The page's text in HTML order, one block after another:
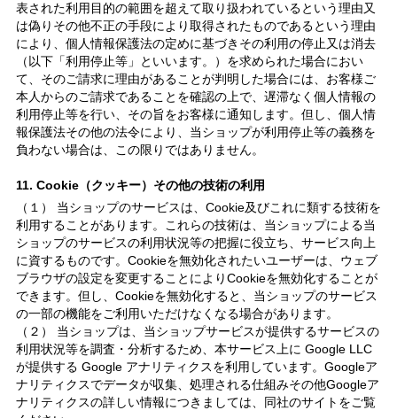
表された利用目的の範囲を超えて取り扱われているという理由又
は偽りその他不正の手段により取得されたものであるという理由
により、個人情報保護法の定めに基づきその利用の停止又は消去
（以下「利用停止等」といいます。）を求められた場合におい
て、そのご請求に理由があることが判明した場合には、お客様ご
本人からのご請求であることを確認の上で、遅滞なく個人情報の
利用停止等を行い、その旨をお客様に通知します。但し、個人情
報保護法その他の法令により、当ショップが利用停止等の義務を
負わない場合は、この限りではありません。
11. Cookie（クッキー）その他の技術の利用
（１） 当ショップのサービスは、Cookie及びこれに類する技術を
利用することがあります。これらの技術は、当ショップによる当
ショップのサービスの利用状況等の把握に役立ち、サービス向上
に資するものです。Cookieを無効化されたいユーザーは、ウェブ
ブラウザの設定を変更することによりCookieを無効化することが
できます。但し、Cookieを無効化すると、当ショップのサービス
の一部の機能をご利用いただけなくなる場合があります。
（２） 当ショップは、当ショップサービスが提供するサービスの
利用状況等を調査・分析するため、本サービス上に Google LLC
が提供する Google アナリティクスを利用しています。Googleア
ナリティクスでデータが収集、処理される仕組みその他Googleア
ナリティクスの詳しい情報につきましては、同社のサイトをご覧